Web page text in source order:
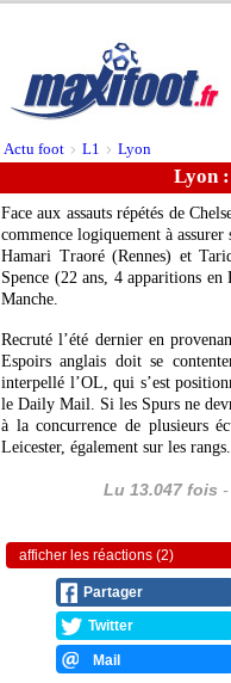
Actu foot > L1 > Lyon
Lyon
Face aux assauts répétés de
commence logiquement à
Hamari Traoré (Rennes) et
Spence (22 ans, 4 apparitions
Manche.
Recruté l’été dernier en
Espoirs anglais doit se
interpellé l’OL, qui s’est
le Daily Mail. Si les Spurs ne
à la concurrence de plusieurs
Leicester, également sur les rangs.
Lu 13.047 fois
afficher les réactions (2)
Partager
Twitter
Mail